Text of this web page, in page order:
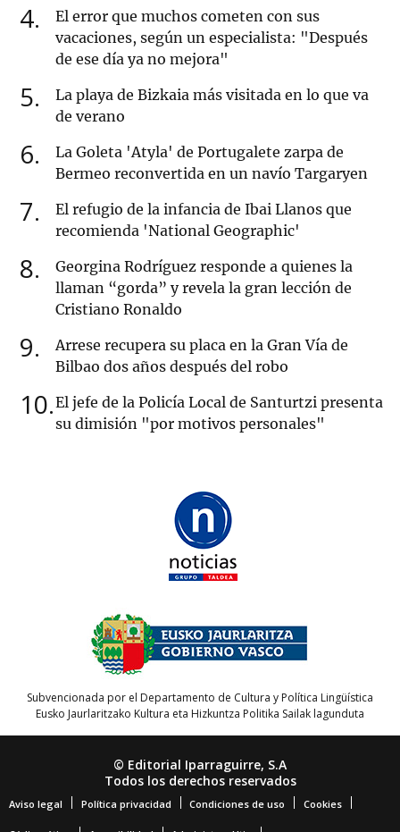
4
El error que muchos cometen con sus
vacaciones, según un especialista: "Después
de ese día ya no mejora"
5
La playa de Bizkaia más visitada en lo que va
de verano
6
La Goleta 'Atyla' de Portugalete zarpa de
Bermeo reconvertida en un navío Targaryen
7
El refugio de la infancia de Ibai Llanos que
recomienda 'National Geographic'
8
Georgina Rodríguez responde a quienes la
llaman “gorda” y revela la gran lección de
Cristiano Ronaldo
9
Arrese recupera su placa en la Gran Vía de
Bilbao dos años después del robo
10 El jefe de la Policía Local de Santurtzi presenta
su dimisión "por motivos personales"
Subvencionada por el Departamento de Cultura y Política Lingüística
Eusko Jaurlaritzako Kultura eta Hizkuntza Politika Sailak lagunduta
© Editorial Iparraguirre, S.A
Todos los derechos reservados
Aviso legal Política privacidad Condiciones de uso Cookies